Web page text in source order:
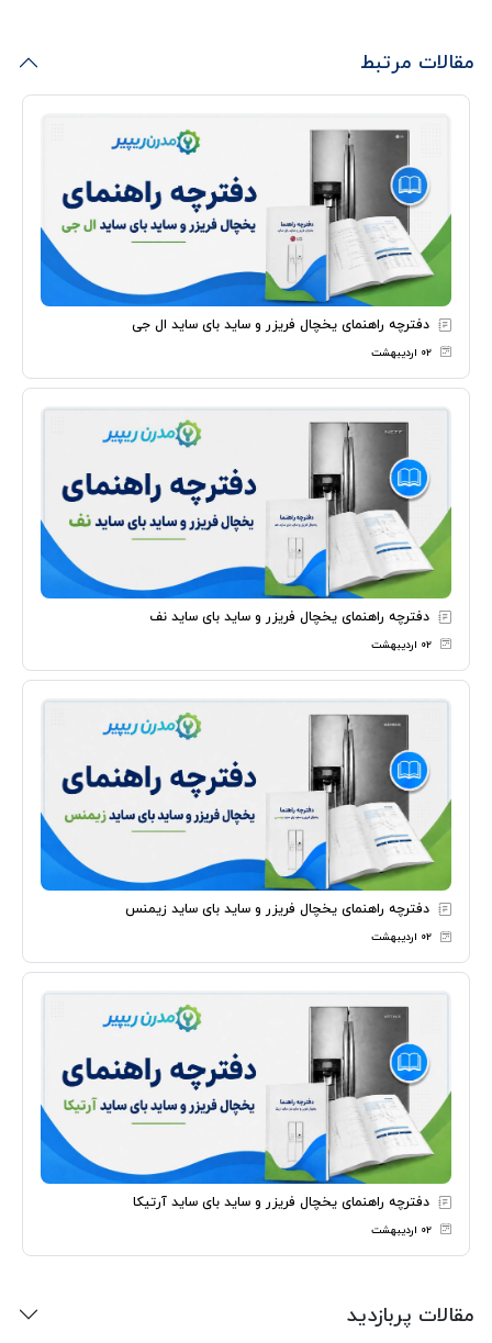
مقالات مرتبط
دفترچه راهنمای یخچال فریزر و ساید بای ساید ال جی
۰۲ اردیبهشت
دفترچه راهنمای یخچال فریزر و ساید بای ساید نف
۰۲ اردیبهشت
دفترچه راهنمای یخچال فریزر و ساید بای ساید زیمنس
۰۲ اردیبهشت
دفترچه راهنمای یخچال فریزر و ساید بای ساید آرتیکا
۰۲ اردیبهشت
مقالات پربازدید